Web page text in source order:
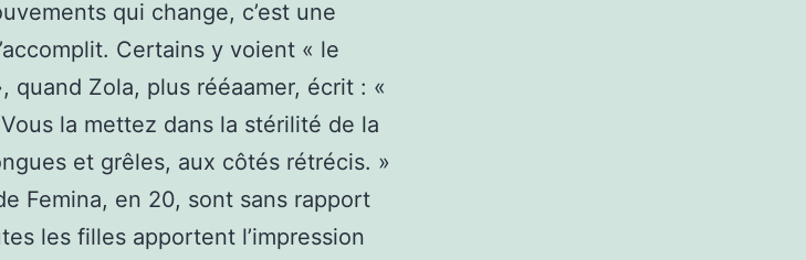
qui change, c’est une
Certains y voient « le
quand Zola, plus rééaamer, écrit : «
la mettez dans la stérilité de la
et grêles, aux côtés rétrécis. »
Femina, en 20, sont sans rapport
les filles apportent l’impression